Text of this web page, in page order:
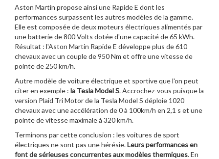
Aston Martin propose ainsi une Rapide E dont les
performances surpassent les autres modèles de la gamme.
Elle est composée de deux moteurs électriques alimentés par
une batterie de 800 Volts dotée d'une capacité de 65 kWh.
Résultat : l'Aston Martin Rapide E développe plus de 610
chevaux avec un couple de 950 Nm et offre une vitesse de
pointe de 250 km/h.
Autre modèle de voiture électrique et sportive que l'on peut
citer en exemple : la Tesla Model S. Accrochez-vous puisque la
version Plaid Tri Motor de la Tesla Model S déploie 1020
chevaux avec une accélération de 0 à 100km/h en 2,1 s et une
pointe de vitesse maximale à 320 km/h.
Terminons par cette conclusion : les voitures de sport
électriques ne sont pas une hérésie.Leurs performances en
font de sérieuses concurrentes aux modèles thermiques. En